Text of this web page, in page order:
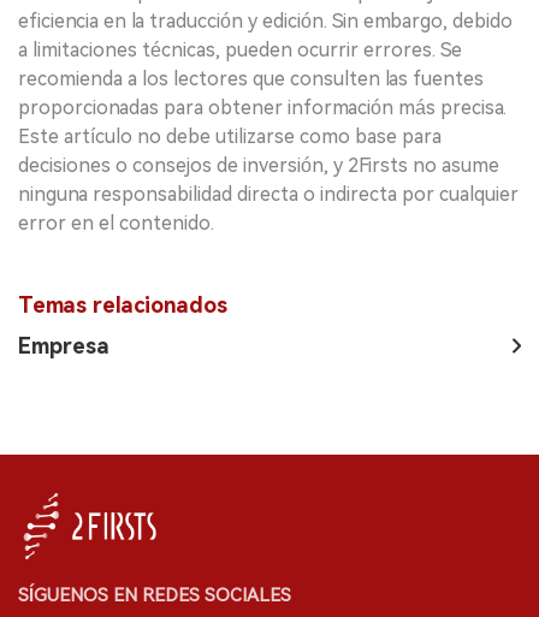
eficiencia en la traducción y edición. Sin embargo, debido
a limitaciones técnicas, pueden ocurrir errores. Se
recomienda a los lectores que consulten las fuentes
proporcionadas para obtener información más precisa.
Este artículo no debe utilizarse como base para
decisiones o consejos de inversión, y 2Firsts no asume
ninguna responsabilidad directa o indirecta por cualquier
error en el contenido.
Temas relacionados
Empresa
SÍGUENOS EN REDES SOCIALES